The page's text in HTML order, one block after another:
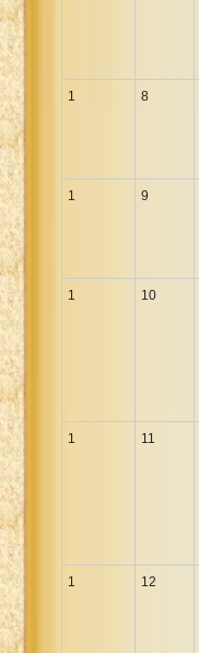
1 8
1 9
1 10
1 11
1 12